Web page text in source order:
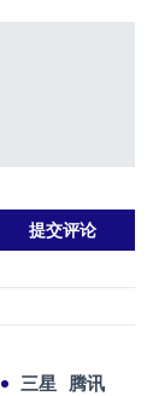
三星 腾讯